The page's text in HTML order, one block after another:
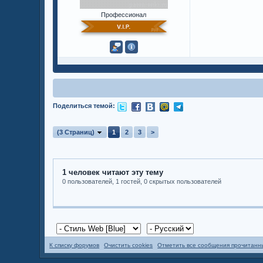
Профессионал
Поделиться темой:
(3 Страниц) 1 2 3 >
1 человек читают эту тему
0 пользователей, 1 гостей, 0 скрытых пользователей
К списку форумов Очистить cookies Отметить все сообщения